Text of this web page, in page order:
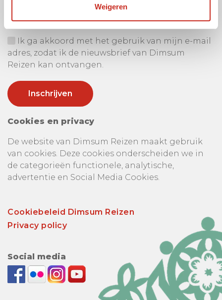
Weigeren
Ik ga akkoord met het gebruik van mijn e-mail
adres, zodat ik de nieuwsbrief van Dimsum
Reizen kan ontvangen.
Cookies en privacy
De website van Dimsum Reizen maakt gebruik
van cookies. Deze cookies onderscheiden we in
de categorieën functionele, analytische,
advertentie en Social Media Cookies.
Cookiebeleid Dimsum Reizen
Privacy policy
Social media